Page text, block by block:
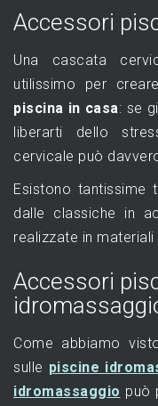
Accessori
Una cascata
utilissimo per
piscina in casa: se
liberarti dello
cervicale può
Esistono tantissime
dalle classiche in
realizzate in
Accessori
Come abbiamo
sulle piscine
idromassaggio può